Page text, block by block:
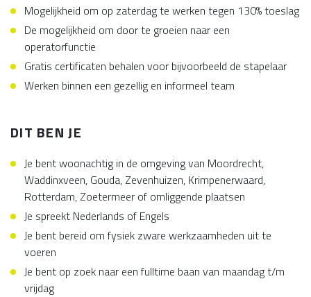
Mogelijkheid om op zaterdag te werken tegen 130% toeslag
De mogelijkheid om door te groeien naar een
operatorfunctie
Gratis certificaten behalen voor bijvoorbeeld de stapelaar
Werken binnen een gezellig en informeel team
DIT BEN JE
Je bent woonachtig in de omgeving van Moordrecht,
Waddinxveen, Gouda, Zevenhuizen, Krimpenerwaard,
Rotterdam, Zoetermeer of omliggende plaatsen
Je spreekt Nederlands of Engels
Je bent bereid om fysiek zware werkzaamheden uit te
voeren
Je bent op zoek naar een fulltime baan van maandag t/m
vrijdag